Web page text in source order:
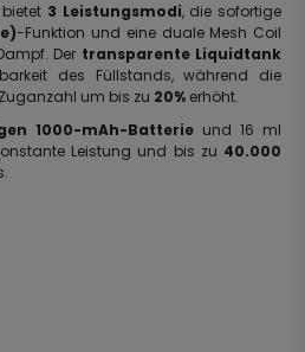
bietet 3 Leistungsmodi, die sofortige
-Funktion und eine duale Mesh Coil
Der transparente Liquidtank
des Füllstands, während die
um bis zu 20% erhöht.
1000-mAh-Batterie und 16 ml
Leistung und bis zu 40.000